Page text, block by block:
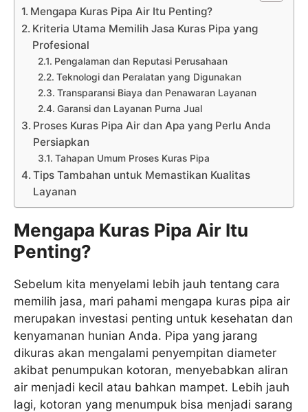
Mengapa Kuras Pipa Air Itu Penting?
Kriteria Utama Memilih Jasa Kuras Pipa yang
Profesional
Pengalaman dan Reputasi Perusahaan
Teknologi dan Peralatan yang Digunakan
Transparansi Biaya dan Penawaran Layanan
Garansi dan Layanan Purna Jual
Proses Kuras Pipa Air dan Apa yang Perlu Anda
Persiapkan
Tahapan Umum Proses Kuras Pipa
Tips Tambahan untuk Memastikan Kualitas
Layanan
Mengapa Kuras Pipa Air Itu
Penting?
Sebelum kita menyelami lebih jauh tentang cara
memilih jasa, mari pahami mengapa kuras pipa air
merupakan investasi penting untuk kesehatan dan
kenyamanan hunian Anda. Pipa yang jarang
dikuras akan mengalami penyempitan diameter
akibat penumpukan kotoran, menyebabkan aliran
air menjadi kecil atau bahkan mampet. Lebih jauh
lagi, kotoran yang menumpuk bisa menjadi sarang